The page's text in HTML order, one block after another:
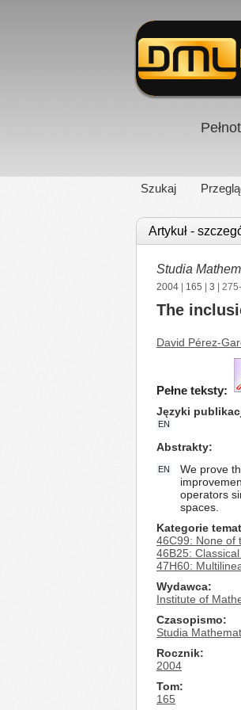
Szukaj
Artykuł -
Studia
2004 165 3 |
The
David Pérez-
Pełne teksty:
Języki
EN
Abstrakty
EN
We prove
operators
spaces.
Kategorie
46C99: None of
46B25:
47H60:
Wydawca
Institute of
Czasopismo
Studia
Rocznik
2004
Tom
165